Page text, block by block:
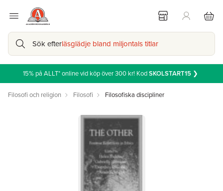
Sök efterläsglädje bland miljontals titlar
15% på ALLT* online vid köp över 300 kr! KodSKOLSTART15 ❯
Filosofi och religion Filosofi Filosofiska discipliner